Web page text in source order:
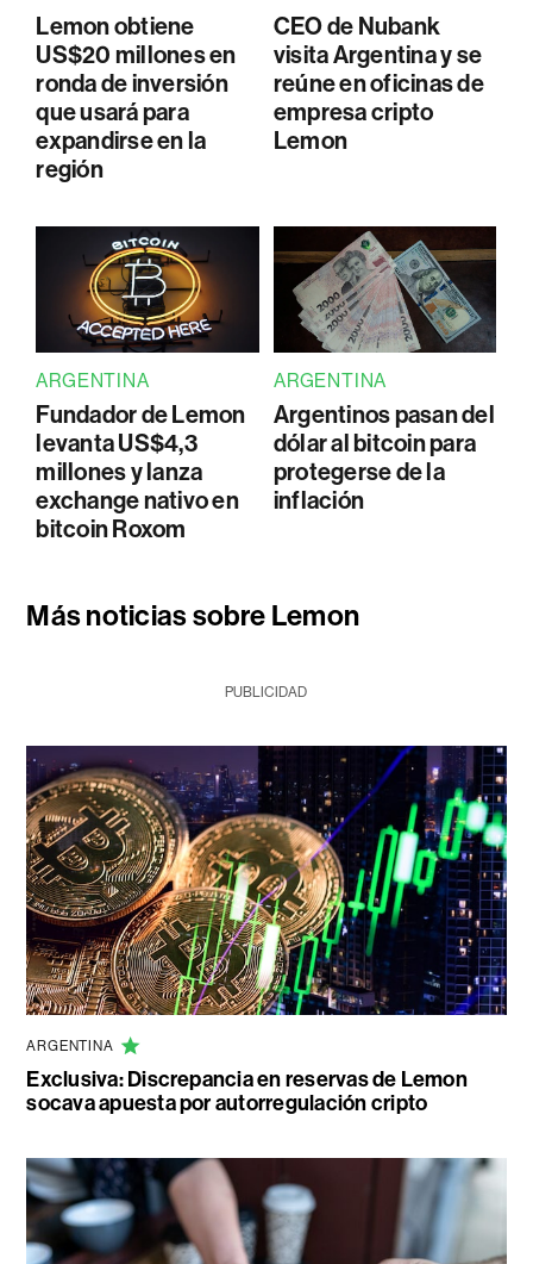
Lemon obtiene
US$20 millones en
ronda de inversión
que usará para
expandirse en la
región
CEO de Nubank
visita Argentina y se
reúne en oficinas de
empresa cripto
Lemon
ARGENTINA
Fundador de Lemon
levanta US$4,3
millones y lanza
exchange nativo en
bitcoin Roxom
ARGENTINA
Argentinos pasan del
dólar al bitcoin para
protegerse de la
inflación
Más noticias sobre Lemon
PUBLICIDAD
ARGENTINA
Exclusiva: Discrepancia en reservas de Lemon
socava apuesta por autorregulación cripto